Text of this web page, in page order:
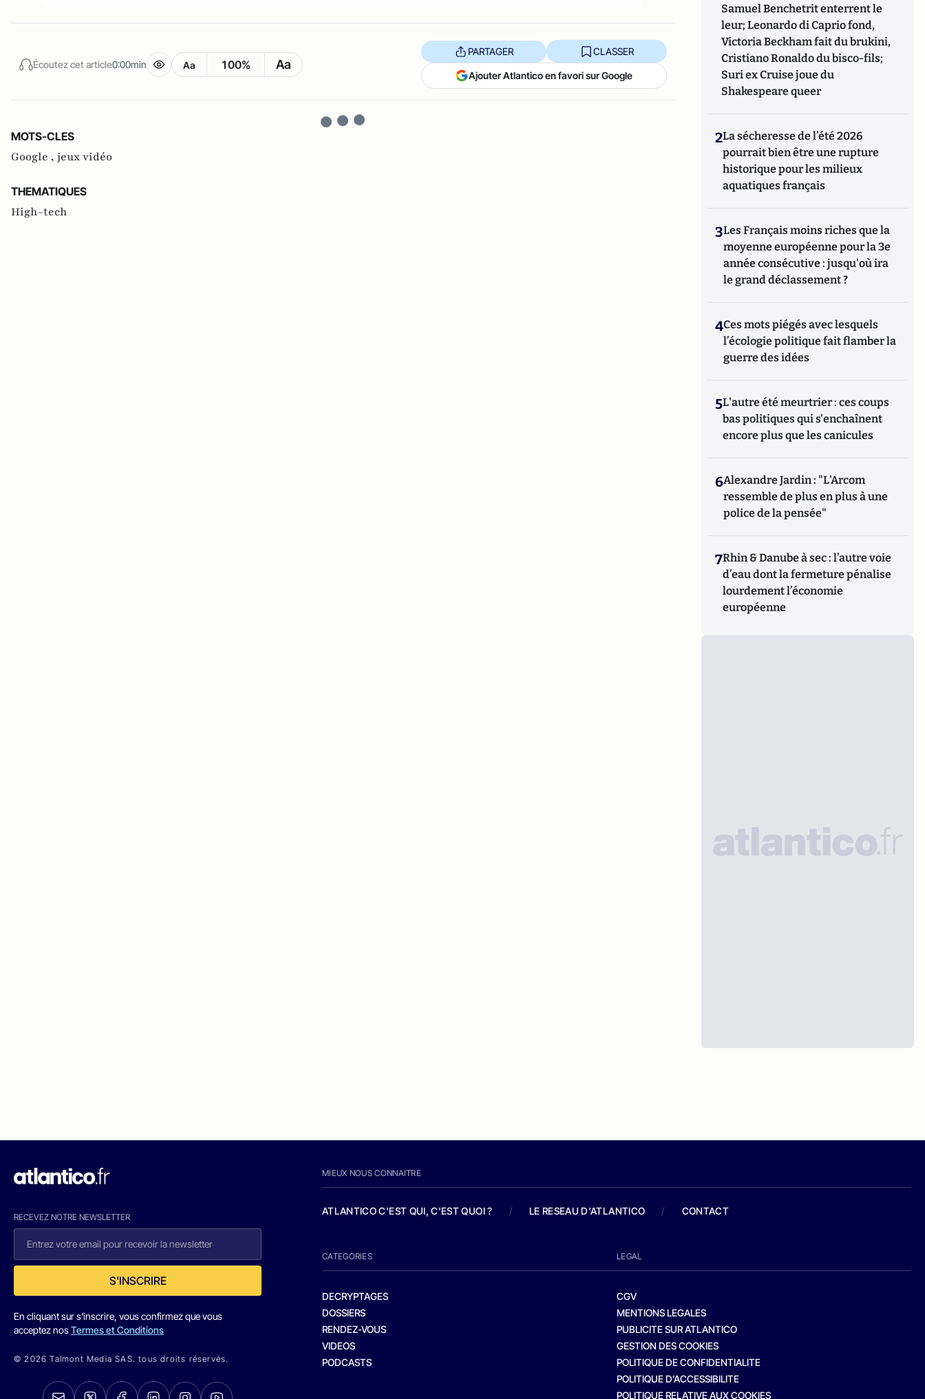
Écoutez cet article0:00min Aa 100% Aa
PARTAGER CLASSER
Ajouter Atlantico en favori sur Google
MOTS-CLES
Google , jeux vidéo
THEMATIQUES
High-tech
Samuel Benchetrit enterrent le
leur; Leonardo di Caprio fond,
Victoria Beckham fait du brukini,
Cristiano Ronaldo du bisco-fils;
Suri ex Cruise joue du
Shakespeare queer
2La sécheresse de l’été 2026
pourrait bien être une rupture
historique pour les milieux
aquatiques français
3Les Français moins riches que la
moyenne européenne pour la 3e
année consécutive : jusqu'où ira
le grand déclassement ?
4Ces mots piégés avec lesquels
l’écologie politique fait flamber la
guerre des idées
5L'autre été meurtrier : ces coups
bas politiques qui s'enchaînent
encore plus que les canicules
6Alexandre Jardin : "L'Arcom
ressemble de plus en plus à une
police de la pensée"
7Rhin & Danube à sec : l’autre voie
d’eau dont la fermeture pénalise
lourdement l’économie
européenne
RECEVEZ NOTRE NEWSLETTER
S'INSCRIRE
En cliquant sur s'inscrire, vous confirmez que vous
acceptez nosTermes et Conditions
© 2026 Talmont Media SAS. tous droits réservés.
MIEUX NOUS CONNAITRE
ATLANTICO C'EST QUI, C'EST QUOI ? / LE RESEAU D'ATLANTICO / CONTACT
CATEGORIES
DECRYPTAGES
DOSSIERS
RENDEZ-VOUS
VIDEOS
PODCASTS
LEGAL
CGV
MENTIONS LEGALES
PUBLICITE SUR ATLANTICO
GESTION DES COOKIES
POLITIQUE DE CONFIDENTIALITE
POLITIQUE D’ACCESSIBILITE
POLITIQUE RELATIVE AUX COOKIES